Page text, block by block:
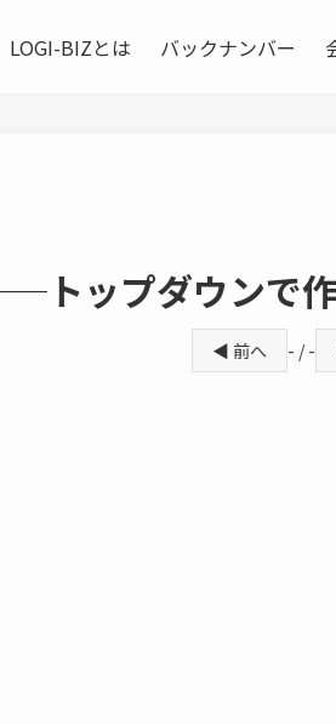
LOGI-BIZとは バックナンバー
ップダウンで作
◀ 前へ - / -